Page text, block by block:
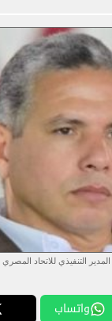
التنفيذي للاتحاد المصري
واتساب